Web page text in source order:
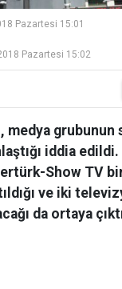
Pazartesi 15:01
Pazartesi 15:02
grubunun
iddia
Show TV
ve iki
da ortaya